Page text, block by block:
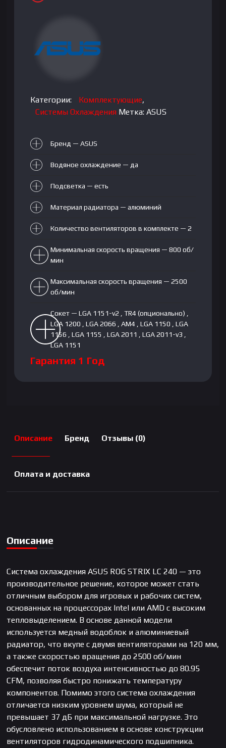
Категории: Комплектующие,
Системы Охлаждения Метка:ASUS
Бренд — ASUS
Водяное охлаждение — да
Подсветка — есть
Материал радиатора — алюминий
Количество вентиляторов в комплекте — 2
Минимальная скорость вращения — 800 об/
мин
Максимальная скорость вращения — 2500
об/мин
Сокет — LGA 1151-v2 , TR4 (опционально) ,
LGA 1200 , LGA 2066 , AM4 , LGA 1150 , LGA
1156 , LGA 1155 , LGA 2011 , LGA 2011-v3 ,
LGA 1151
Гарантия 1 Год
Описание Бренд Отзывы (0)
Оплата и доставка
Описание
Система охлаждения ASUS ROG STRIX LC 240 — это
производительное решение, которое может стать
отличным выбором для игровых и рабочих систем,
основанных на процессорах Intel или AMD с высоким
тепловыделением. В основе данной модели
используется медный водоблок и алюминиевый
радиатор, что вкупе с двумя вентиляторами на 120 мм,
а также скоростью вращения до 2500 об/мин
обеспечит поток воздуха интенсивностью до 80.95
CFM, позволяя быстро понижать температуру
компонентов. Помимо этого система охлаждения
отличается низким уровнем шума, который не
превышает 37 дБ при максимальной нагрузке. Это
обусловлено использованием в основе конструкции
вентиляторов гидродинамического подшипника.